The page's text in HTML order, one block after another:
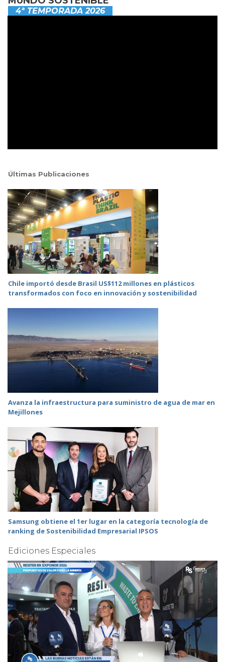
4ª TEMPORADA 2026
Últimas Publicaciones
Chile importó desde Brasil US$112 millones en plásticos
transformados con foco en innovación y sostenibilidad
Avanza la infraestructura para suministro de agua de mar en
Mejillones
Samsung obtiene el 1er lugar en la categoría tecnología de
ranking de Sostenibilidad Empresarial IPSOS
Ediciones Especiales